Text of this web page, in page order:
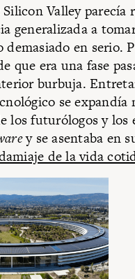
Valley parecía
generalizada a
demasiado en serio.
que era una fase
burbuja.
se expandía
los futurólogos y los
y se asentaba en
de la vida